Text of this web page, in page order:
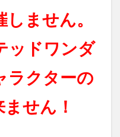
ません。
ッドワンダ
ラクターの
せん！